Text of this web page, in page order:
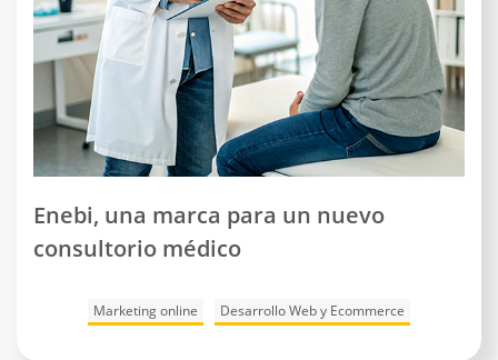
Enebi, una marca para un nuevo
consultorio médico
Marketing online Desarrollo Web y Ecommerce